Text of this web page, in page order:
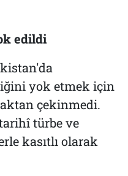
edildi
yok etmek için
çekinmedi.
türbe ve
kasıtlı olarak